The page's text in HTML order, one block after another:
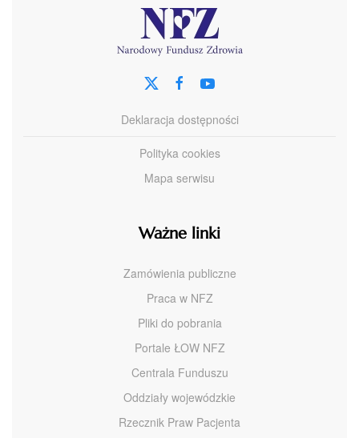
Deklaracja dostępności
Polityka cookies
Mapa serwisu
Ważne linki
Zamówienia publiczne
Praca w NFZ
Pliki do pobrania
Portale ŁOW NFZ
Centrala Funduszu
Oddziały wojewódzkie
Rzecznik Praw Pacjenta